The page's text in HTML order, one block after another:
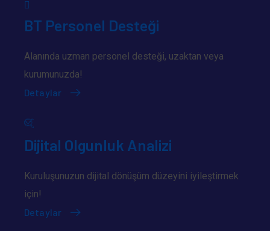
BT Personel Desteği
Alanında uzman personel desteği, uzaktan veya
kurumunuzda!
Detaylar
Dijital Olgunluk Analizi
Kuruluşunuzun dijital dönüşüm düzeyini iyileştirmek
için!
Detaylar